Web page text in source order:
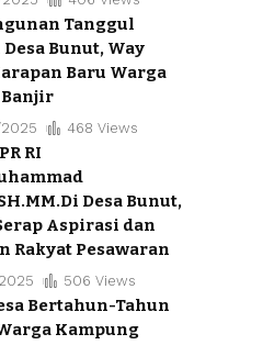
Tanggul
Desa Bunut, Way
Baru Warga
468 Views
RI
Desa Bunut,
Aspirasi dan
Rakyat Pesawaran
506 Views
Bertahun-Tahun
Kampung